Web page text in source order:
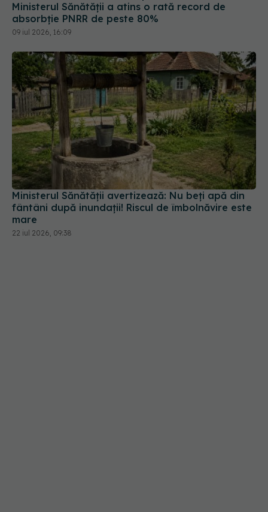
Ministerul Sănătății a atins o rată record de
absorbție PNRR de peste 80%
09 iul 2026, 16:09
Ministerul Sănătății avertizează: Nu beți apă din
fântâni după inundații! Riscul de îmbolnăvire este
mare
22 iul 2026, 09:38